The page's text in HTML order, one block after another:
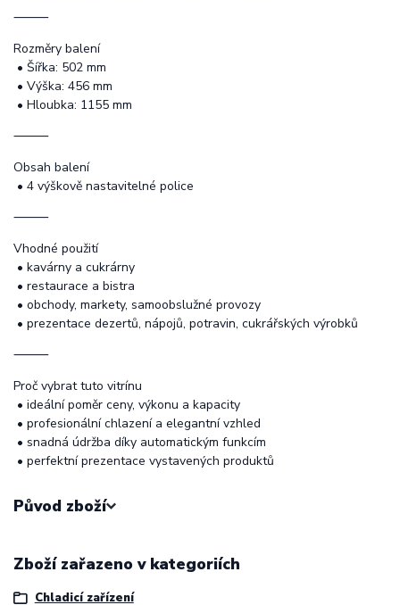
⸻
Rozměry balení
• Šířka: 502 mm
• Výška: 456 mm
• Hloubka: 1155 mm
⸻
Obsah balení
• 4 výškově nastavitelné police
⸻
Vhodné použití
• kavárny a cukrárny
• restaurace a bistra
• obchody, markety, samoobslužné provozy
• prezentace dezertů, nápojů, potravin, cukrářských výrobků
⸻
Proč vybrat tuto vitrínu
• ideální poměr ceny, výkonu a kapacity
• profesionální chlazení a elegantní vzhled
• snadná údržba díky automatickým funkcím
• perfektní prezentace vystavených produktů
Původ zboží
Zboží zařazeno v kategoriích
Chladicí zařízení